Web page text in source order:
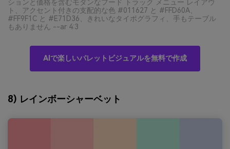
ションと価格を含むモダンなフード トラック メニュー レイアウ
ト、アクセント付きの支配的な色 #011627 と #FFD60A、
#FF9F1C と #E71D36、きれいなタイポグラフィ、手もテーブル
もありません --ar 4:3
AIで楽しいパレットビジュアルを無料で作成
8) レインボーシャーベット